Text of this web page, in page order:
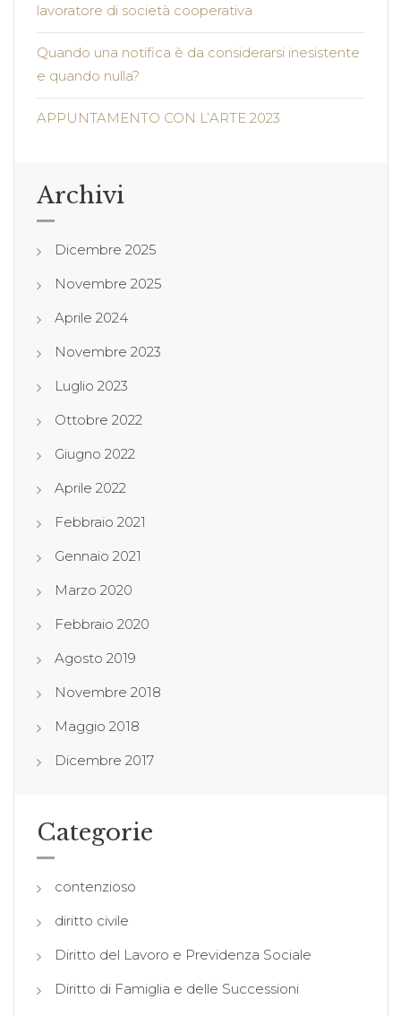
lavoratore di società cooperativa
Quando una notifica è da considerarsi inesistente
e quando nulla?
APPUNTAMENTO CON L’ARTE 2023
Archivi
Dicembre 2025
Novembre 2025
Aprile 2024
Novembre 2023
Luglio 2023
Ottobre 2022
Giugno 2022
Aprile 2022
Febbraio 2021
Gennaio 2021
Marzo 2020
Febbraio 2020
Agosto 2019
Novembre 2018
Maggio 2018
Dicembre 2017
Categorie
contenzioso
diritto civile
Diritto del Lavoro e Previdenza Sociale
Diritto di Famiglia e delle Successioni